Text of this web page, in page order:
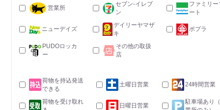
営業所
セブン-イレブ
ン
ファミリー
ート
ニューデイズ
デイリーヤマザ
キ
ポプラ
PUDOロッカ
ー
その他の取扱
店
荷物を持込発送
できる
土曜日営業 24時間営業
荷物を受け取れ
日曜日営業
駐車場あり